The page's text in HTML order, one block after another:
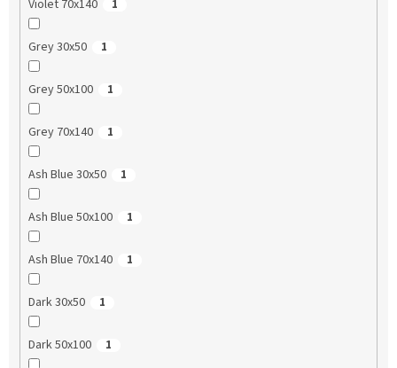
Violet 70x140 1
Grey 30x50 1
Grey 50x100 1
Grey 70x140 1
Ash Blue 30x50 1
Ash Blue 50x100 1
Ash Blue 70x140 1
Dark 30x50 1
Dark 50x100 1